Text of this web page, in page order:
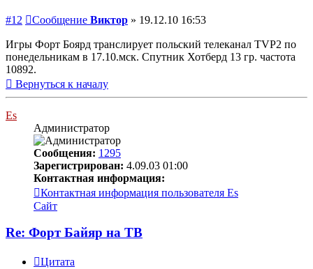
#12 Сообщение Виктор » 19.12.10 16:53
Игры Форт Боярд транслирует польский телеканал TVP2 по
понедельникам в 17.10.мск. Спутник Хотберд 13 гр. частота
10892.
Вернуться к началу
Es
Администратор
Сообщения: 1295
Зарегистрирован: 4.09.03 01:00
Контактная информация:
Контактная информация пользователя Es
Сайт
Re: Форт Байяр на ТВ
Цитата